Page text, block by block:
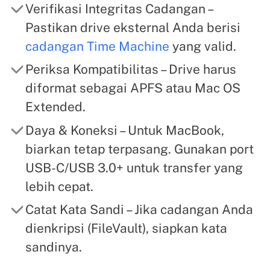
Verifikasi Integritas Cadangan –
Pastikan drive eksternal Anda berisi
cadangan Time Machine yang valid.
Periksa Kompatibilitas – Drive harus
diformat sebagai APFS atau Mac OS
Extended.
Daya & Koneksi – Untuk MacBook,
biarkan tetap terpasang. Gunakan port
USB-C/USB 3.0+ untuk transfer yang
lebih cepat.
Catat Kata Sandi – Jika cadangan Anda
dienkripsi (FileVault), siapkan kata
sandinya.